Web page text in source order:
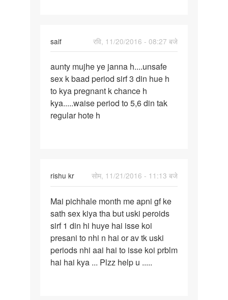
saif
रवि, 11/20/2016 - 08:27 बजे
aunty
mujhe
ye
janna
h...
aunty mujhe ye janna h....unsafe
sex k baad period sirf 3 din hue h
to kya pregnant k chance h
kya.....waise period to 5,6 din tak
regular hote h
rishu kr
सोम, 11/21/2016 - 11:13 बजे
Mai
pichhale
month
me
apni
gf
Mai pichhale month me apni gf ke
sath sex kiya tha but uski peroids
sirf 1 din hi huye hai isse koi
presani to nhi n hai or av tk uski
periods nhi aai hai to isse koi prblm
hai hai kya ... Plzz help u .....